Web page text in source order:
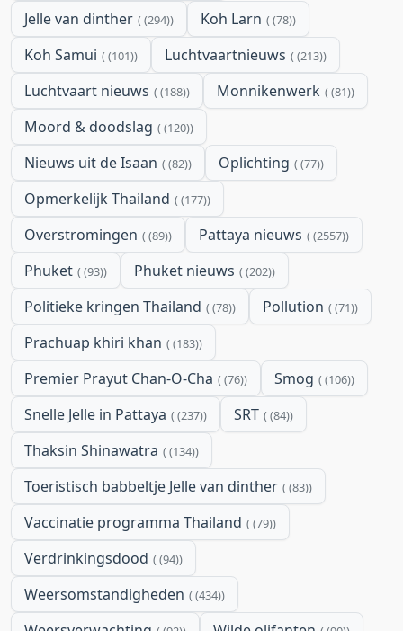
Jelle van dinther (294) Koh Larn (78)
Koh Samui (101) Luchtvaartnieuws (213)
Luchtvaart nieuws (188) Monnikenwerk (81)
Moord & doodslag (120)
Nieuws uit de Isaan (82) Oplichting (77)
Opmerkelijk Thailand (177)
Overstromingen (89) Pattaya nieuws (2557)
Phuket (93) Phuket nieuws (202)
Politieke kringen Thailand (78) Pollution (71)
Prachuap khiri khan (183)
Premier Prayut Chan-O-Cha (76) Smog (106)
Snelle Jelle in Pattaya (237) SRT (84)
Thaksin Shinawatra (134)
Toeristisch babbeltje Jelle van dinther (83)
Vaccinatie programma Thailand (79)
Verdrinkingsdood (94)
Weersomstandigheden (434)